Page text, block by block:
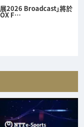
2026 Broadcast」將於
F…